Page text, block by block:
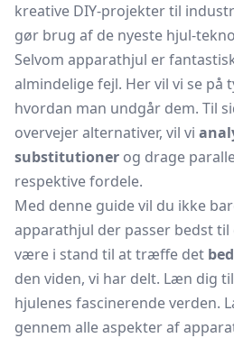
kreative DIY-projekter til
gør brug af de nyeste hjul-
Selvom apparathjul er
almindelige fejl. Her vil vi se på
hvordan man undgår dem. Til
overvejer alternativer, vil vi
substitutioner og drage
respektive fordele.
Med denne guide vil du ikke
apparathjul der passer bedst til
være i stand til at træffe det
den viden, vi har delt. Læn dig
hjulenes fascinerende verden.
gennem alle aspekter af